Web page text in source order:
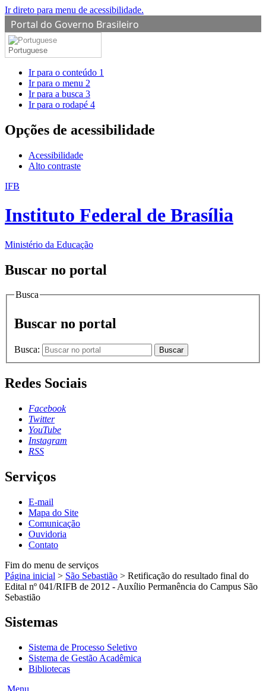
Ir direto para menu de acessibilidade.
Portal do Governo Brasileiro
Portuguese
Ir para o conteúdo 1
Ir para o menu 2
Ir para a busca 3
Ir para o rodapé 4
Opções de acessibilidade
Acessibilidade
Alto contraste
IFB
Instituto Federal de Brasília
Ministério da Educação
Buscar no portal
Busca
Buscar no portal
Busca: Buscar
Redes Sociais
Facebook
Twitter
YouTube
Instagram
RSS
Serviços
E-mail
Mapa do Site
Comunicação
Ouvidoria
Contato
Fim do menu de serviços
Página inicial > São Sebastião > Retificação do resultado final do
Edital nº 041/RIFB de 2012 - Auxílio Permanência do Campus São
Sebastião
Sistemas
Sistema de Processo Seletivo
Sistema de Gestão Acadêmica
Bibliotecas